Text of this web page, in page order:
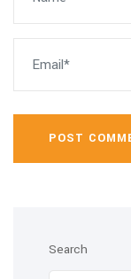
POST
Search